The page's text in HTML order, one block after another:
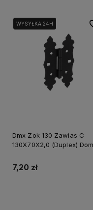
WYSYŁKA 24H
Dmx Zok 130 Zawias C
130X70X2,0 (Duplex)
7,20 zł